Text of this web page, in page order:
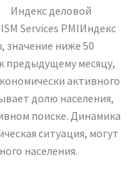
Индекс деловой
Services PMIИндекс
значение ниже 50
предыдущему месяцу,
активного
долю населения,
поиске. Динамика
ситуация, могут
населения.